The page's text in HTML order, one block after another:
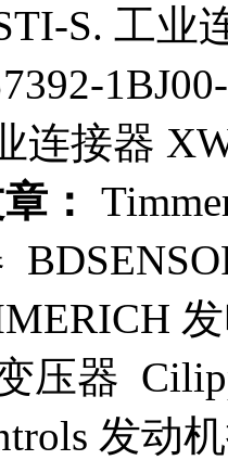
S. 工业
连接器
：
压器
发动